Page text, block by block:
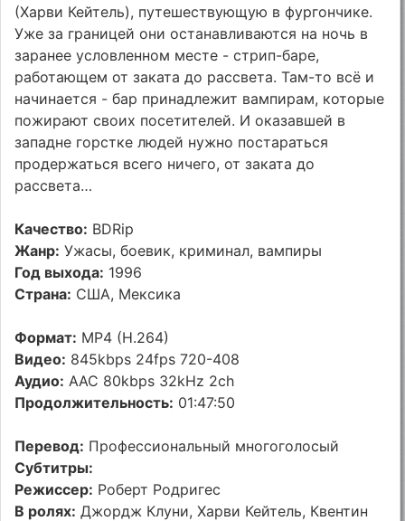
(Харви Кейтель), путешествующую в фургончике.
Уже за границей они останавливаются на ночь в
заранее условленном месте - стрип-баре,
работающем от заката до рассвета. Там-то всё и
начинается - бар принадлежит вампирам, которые
пожирают своих посетителей. И оказавшей в
западне горстке людей нужно постараться
продержаться всего ничего, от заката до
рассвета…
Качество: BDRip
Жанр: Ужасы, боевик, криминал, вампиры
Год выхода: 1996
Страна: США, Мексика
Формат: MP4 (H.264)
Видео: 845kbps 24fps 720-408
Аудио: AAC 80kbps 32kHz 2ch
Продолжительность: 01:47:50
Перевод: Профессиональный многоголосый
Субтитры:
Режиссер: Роберт Родригес
В ролях: Джордж Клуни, Харви Кейтель, Квентин